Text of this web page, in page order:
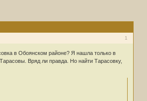
1
в Обоянском районе? Я нашла только в
Вряд ли правда. Но найти Тарасовку,